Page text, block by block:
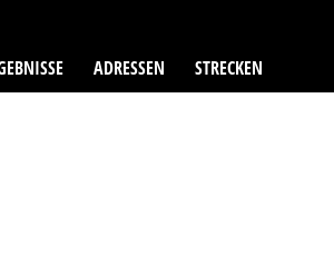
ADRESSEN STRECKEN